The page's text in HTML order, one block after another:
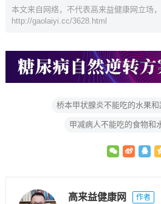
本文来自网络，不代表高来益健康网立场
http://gaolaiyi.cc/3628.html
桥本甲状腺炎不能吃的水果
甲减病人不能吃的食物和
高来益健康网 作者